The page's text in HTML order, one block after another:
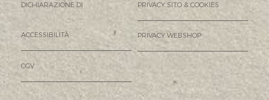
DICHIARAZIONE DI
ACCESSIBILITÀ
PRIVACY SITO & COOKIES
PRIVACY WEBSHOP
CGV